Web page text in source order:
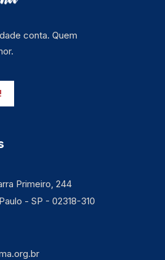
conta. Quem
Primeiro, 244
- SP - 02318-310